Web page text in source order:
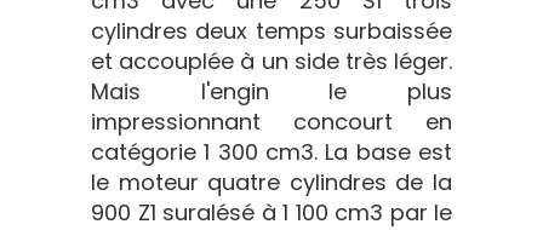
cylindres deux temps surbaissée
et accouplée à un side très léger.
Mais l'engin le plus
impressionnant concourt en
catégorie 1 300 cm3. La base est
le moteur quatre cylindres de la
900 Z1 suralésé à 1 100 cm3 par le